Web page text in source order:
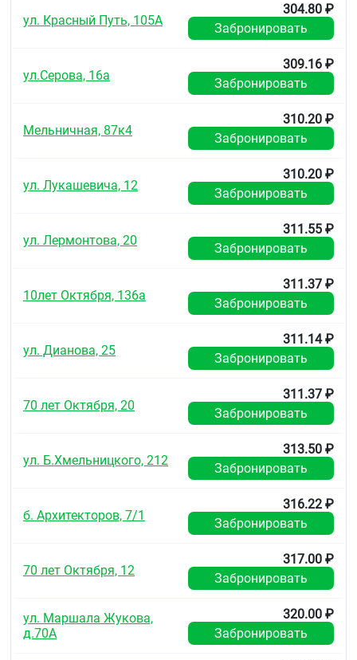
ул. Красный Путь, 105А
304.80 ₽
Забронировать
ул.Серова, 16а
309.16 ₽
Забронировать
Мельничная, 87к4
310.20 ₽
Забронировать
ул. Лукашевича, 12
310.20 ₽
Забронировать
ул. Лермонтова, 20
311.55 ₽
Забронировать
10лет Октября, 136а
311.37 ₽
Забронировать
ул. Дианова, 25
311.14 ₽
Забронировать
70 лет Октября, 20
311.37 ₽
Забронировать
ул. Б.Хмельницкого, 212
313.50 ₽
Забронировать
б. Архитекторов, 7/1
316.22 ₽
Забронировать
70 лет Октября, 12
317.00 ₽
Забронировать
ул. Маршала Жукова,
д.70А
320.00 ₽
Забронировать